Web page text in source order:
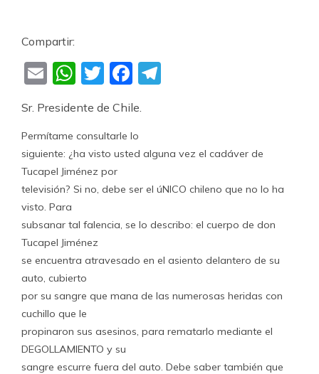
Compartir:
EmailWhatsApp
TwitterFacebook
Sr. Presidente de Chile.
Permítame consultarle lo
siguiente: ¿ha visto usted alguna vez el cadáver de
Tucapel Jiménez por
televisión? Si no, debe ser el úNICO chileno que no lo ha
visto. Para
subsanar tal falencia, se lo describo: el cuerpo de don
Tucapel Jiménez
se encuentra atravesado en el asiento delantero de su
auto, cubierto
por su sangre que mana de las numerosas heridas con
cuchillo que le
propinaron sus asesinos, para rematarlo mediante el
DEGOLLAMIENTO y su
sangre escurre fuera del auto. Debe saber también que